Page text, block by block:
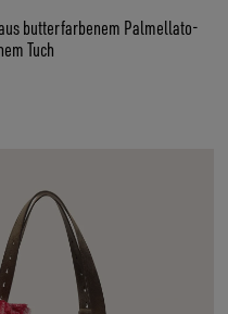
butterfarbenem Palmellato-
Tuch